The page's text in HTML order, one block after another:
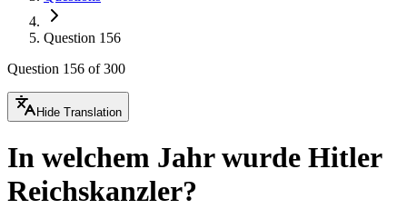
Question 156
Question 156 of 300
Hide Translation
In welchem Jahr wurde Hitler
Reichskanzler?